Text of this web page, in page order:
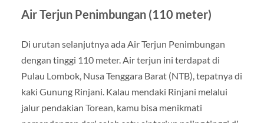
Air Terjun Penimbungan (110 meter)
Di urutan selanjutnya ada Air Terjun Penimbungan
dengan tinggi 110 meter. Air terjun ini terdapat di
Pulau Lombok, Nusa Tenggara Barat (NTB), tepatnya di
kaki Gunung Rinjani. Kalau mendaki Rinjani melalui
jalur pendakian Torean, kamu bisa menikmati